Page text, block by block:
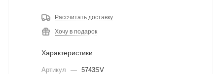
Рассчитать доставку
Хочу в подарок
Характеристики
Артикул — 5743SV